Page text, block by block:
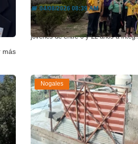
más
📅04/08/2026 08:39 AM
El Grupo 11 destacó la vigencia del
jóvenes de entre 6 y 22 años a
Nogales